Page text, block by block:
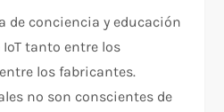
de conciencia y educación
tanto entre los
los fabricantes.
no son conscientes de